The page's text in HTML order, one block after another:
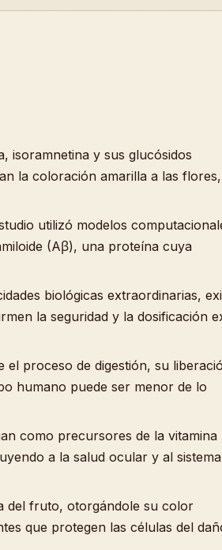
isoramnetina y sus glucósidos
la coloración amarilla a las
utilizó modelos
(Aβ), una proteína cuya
biológicas extraordinarias,
la seguridad y la dosificación
el proceso de digestión, su
humano puede ser menor de lo
como precursores de la vitamina
a la salud ocular y al sistema
del fruto, otorgándole su color
que protegen las células del